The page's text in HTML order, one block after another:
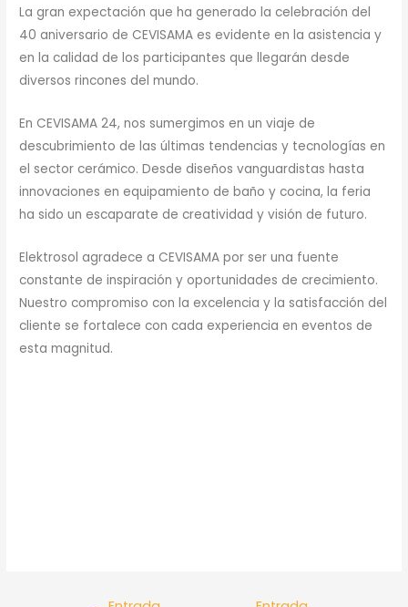
La gran expectación que ha generado la celebración del
40 aniversario de CEVISAMA es evidente en la asistencia y
en la calidad de los participantes que llegarán desde
diversos rincones del mundo.
En CEVISAMA 24, nos sumergimos en un viaje de
descubrimiento de las últimas tendencias y tecnologías en
el sector cerámico. Desde diseños vanguardistas hasta
innovaciones en equipamiento de baño y cocina, la feria
ha sido un escaparate de creatividad y visión de futuro.
Elektrosol agradece a CEVISAMA por ser una fuente
constante de inspiración y oportunidades de crecimiento.
Nuestro compromiso con la excelencia y la satisfacción del
cliente se fortalece con cada experiencia en eventos de
esta magnitud.